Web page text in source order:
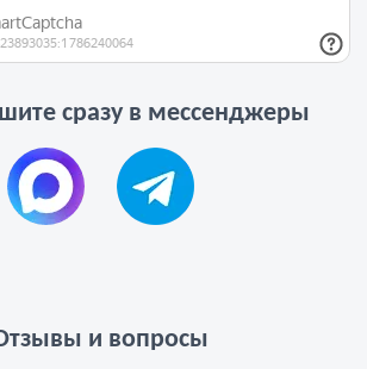
сразу в мессенджеры
и вопросы